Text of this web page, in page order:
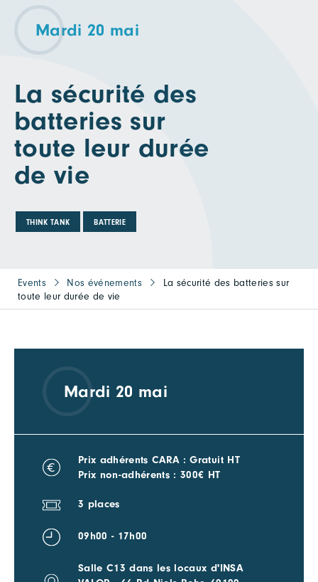
Mardi 20 mai
La sécurité des
batteries sur
toute leur durée
de vie
THINK TANK BATTERIE
Events Nos événements
La sécurité des batteries sur
toute leur durée de vie
Mardi 20 mai
Prix adhérents CARA : Gratuit HT
Prix non-adhérents : 300€ HT
3 places
09h00 - 17h00
Salle C13 dans les locaux d'INSA